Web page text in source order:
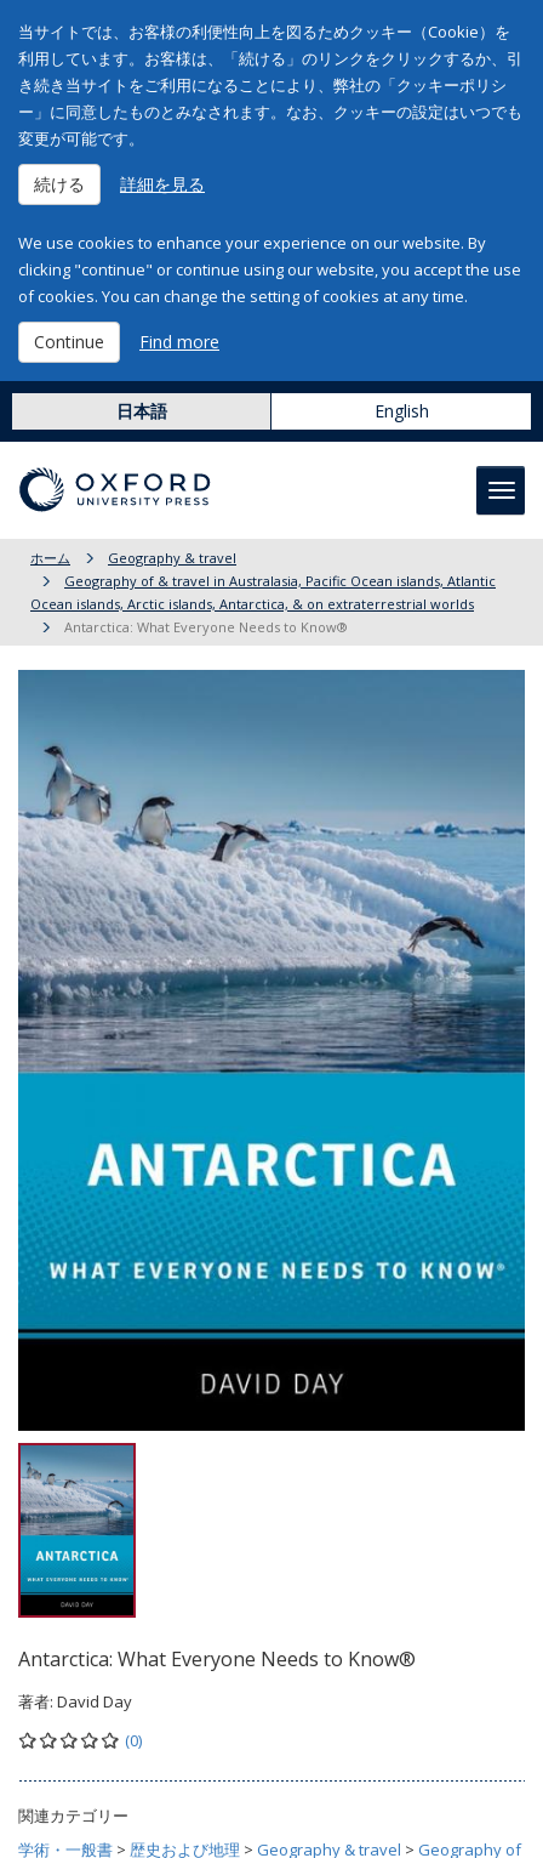
当サイトでは、お客様の利便性向上を図るためクッキー（Cookie）を
利用しています。お客様は、「続ける」のリンクをクリックするか、引
き続き当サイトをご利用になることにより、弊社の「クッキーポリシ
ー」に同意したものとみなされます。なお、クッキーの設定はいつでも
変更が可能です。
続ける 詳細を見る
We use cookies to enhance your experience on our website. By
clicking "continue" or continue using our website, you accept the use
of cookies. You can change the setting of cookies at any time.
Continue Find more
日本語 English
ホーム
Geography & travel
Geography of & travel in Australasia, Pacific Ocean islands, Atlantic
Ocean islands, Arctic islands, Antarctica, & on extraterrestrial worlds
Antarctica: What Everyone Needs to Know®
Antarctica: What Everyone Needs to Know®
著者: David Day
(0)
関連カテゴリー
学術・一般書 > 歴史および地理 > Geography & travel > Geography of